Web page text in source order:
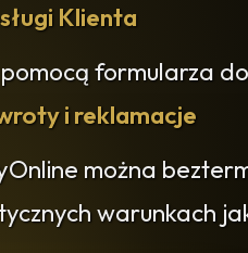
Klienta
formularza
i reklamacje
można
warunkach